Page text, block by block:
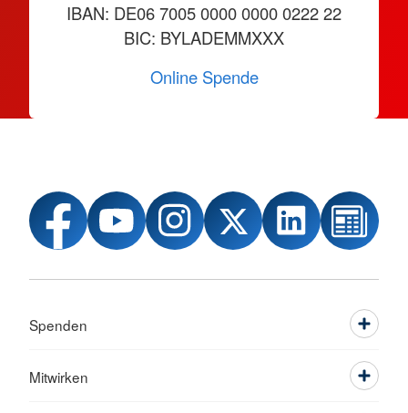
IBAN: DE06 7005 0000 0000 0222 22
BIC: BYLADEMMXXX
Online Spende
Spenden
Mitwirken